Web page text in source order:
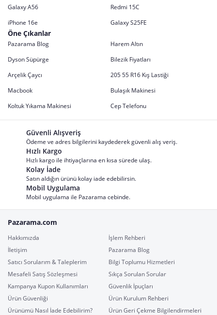
Galaxy A56
Redmi 15C
iPhone 16e
Galaxy S25FE
Öne Çıkanlar
Pazarama Blog
Harem Altın
Dyson Süpürge
Bilezik Fiyatları
Arçelik Çaycı
205 55 R16 Kış Lastiği
Macbook
Bulaşık Makinesi
Koltuk Yıkama Makinesi
Cep Telefonu
Güvenli Alışveriş
Ödeme ve adres bilgilerini kaydederek güvenli alış veriş.
Hızlı Kargo
Hızlı kargo ile ihtiyaçlarına en kısa sürede ulaş.
Kolay İade
Satın aldığın ürünü kolay iade edebilirsin.
Mobil Uygulama
Mobil uygulama ile Pazarama cebinde.
Pazarama.com
Hakkımızda
İşlem Rehberi
İletişim
Pazarama Blog
Satıcı Sorularım & Taleplerim
Bilgi Toplumu Hizmetleri
Mesafeli Satış Sözleşmesi
Sıkça Sorulan Sorular
Kampanya Kupon Kullanımları
Güvenlik İpuçları
Ürün Güvenliği
Ürün Kurulum Rehberi
Ürünümü Nasıl İade Edebilirim?
Ürün Geri Çekme Bilgilendirmeleri